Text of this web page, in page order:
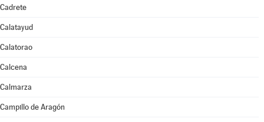
Cadrete
Calatayud
Calatorao
Calcena
Calmarza
Campillo de Aragón